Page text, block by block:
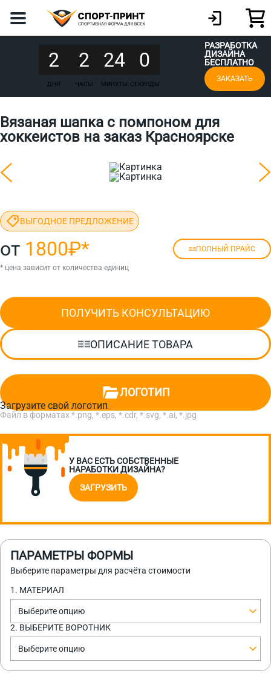
2
ДНИ
2
ЧАСЫ
24
МИНУТЫ
0
СЕКУНДЫ
РАЗРАБОТКА
ДИЗАЙНА
БЕСПЛАТНО
ЗАКАЗАТЬ
Вязаная шапка с помпоном для
хоккеистов на заказ Красноярске
ВЫГОДНОЕ ПРЕДЛОЖЕНИЕ
от 1800₽* ПОЛНЫЙ ПРАЙС
* цена зависит от количества единиц
ПОЛУЧИТЬ КОНСУЛЬТАЦИЮ
ОПИСАНИЕ ТОВАРА
ЛОГОТИП
Загрузите свой логотип
Файл в форматах *.png, *.eps, *.cdr, *.svg, *.ai, *.jpg
У ВАС ЕСТЬ СОБСТВЕННЫЕ
НАРАБОТКИ ДИЗАЙНА?
ЗАГРУЗИТЬ
ПАРАМЕТРЫ ФОРМЫ
Выберите параметры для расчёта стоимости
1. МАТЕРИАЛ
Выберите опцию
2. ВЫБЕРИТЕ ВОРОТНИК
Выберите опцию